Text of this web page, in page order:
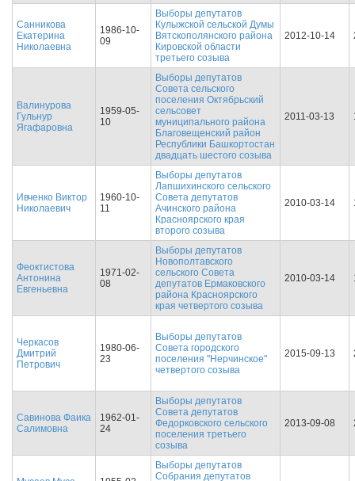
Санникова
Екатерина
Николаевна
1986-10-
09
Выборы депутатов
Кулыжской сельской Думы
Вятскополянского района
Кировской области
третьего созыва
2012-10-14
Валинурова
Гульнур
Ягафаровна
1959-05-
10
Выборы депутатов
Совета сельского
поселения Октябрьский
сельсовет
муниципального района
Благовещенский район
Республики Башкортостан
двадцать шестого созыва
2011-03-13
Ивченко Виктор
Николаевич
1960-10-
11
Выборы депутатов
Лапшихинского сельского
Совета депутатов
Ачинского района
Красноярского края
второго созыва
2010-03-14
Феоктистова
Антонина
Евгеньевна
1971-02-
08
Выборы депутатов
Новополтавского
сельского Совета
депутатов Ермаковского
района Красноярского
края четвертого созыва
2010-03-14
Черкасов
Дмитрий
Петрович
1980-06-
23
Выборы депутатов
Совета городского
поселения "Нерчинское"
четвертого созыва
2015-09-13
Савинова Фаика
Салимовна
1962-01-
24
Выборы депутатов
Совета депутатов
Федорковского сельского
поселения третьего
созыва
2013-09-08
Выборы депутатов
Собрания депутатов